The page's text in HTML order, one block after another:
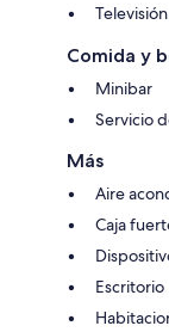
Comida y
Minibar
Servicio
Más
Aire
Caja
Escritorio